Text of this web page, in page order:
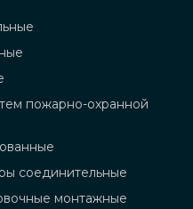
пожарно-охранной
соединительные
монтажные